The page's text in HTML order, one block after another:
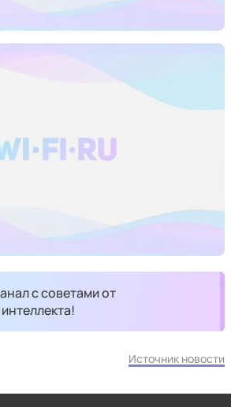
с советами от
Источник новости